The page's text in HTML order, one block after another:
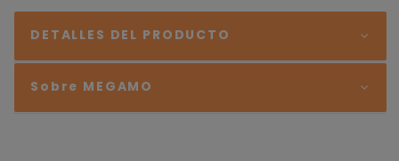
DETALLES DEL PRODUCTO
Sobre MEGAMO